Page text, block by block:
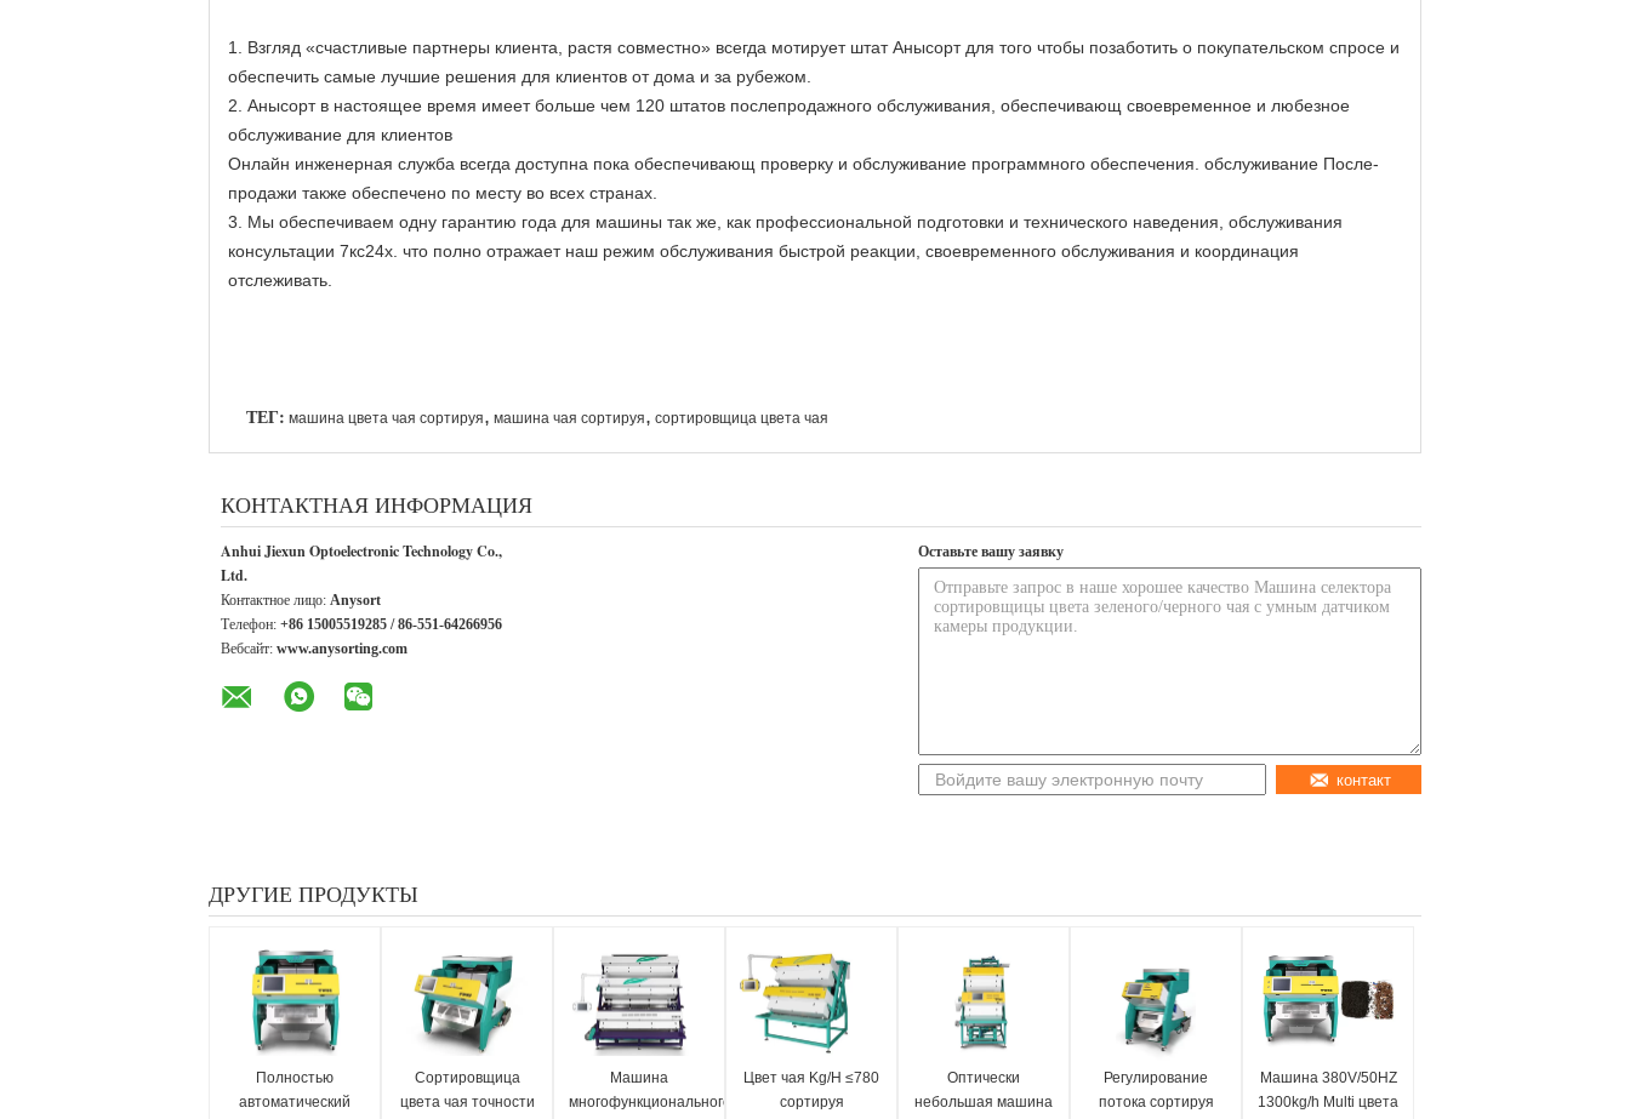
1. Взгляд «счастливые партнеры клиента, растя совместно» всегда мотирует штат Анысорт для того чтобы позаботить о покупательском спросе и
обеспечить самые лучшие решения для клиентов от дома и за рубежом.
2. Анысорт в настоящее время имеет больше чем 120 штатов послепродажного обслуживания, обеспечивающ своевременное и любезное
обслуживание для клиентов
Онлайн инженерная служба всегда доступна пока обеспечивающ проверку и обслуживание программного обеспечения. обслуживание После-
продажи также обеспечено по месту во всех странах.
3. Мы обеспечиваем одну гарантию года для машины так же, как профессиональной подготовки и технического наведения, обслуживания
консультации 7кс24х. что полно отражает наш режим обслуживания быстрой реакции, своевременного обслуживания и координация
отслеживать.
ТЕГ: машина цвета чая сортируя, машина чая сортируя, сортировщица цвета чая
КОНТАКТНАЯ ИНФОРМАЦИЯ
Anhui Jiexun Optoelectronic Technology Co.,
Ltd.
Контактное лицо: Anysort
Телефон: +86 15005519285 / 86-551-64266956
Вебсайт: www.anysorting.com
Оставьте вашу заявку
контакт
ДРУГИЕ ПРОДУКТЫ
Полностью
автоматический
Сортировщица
цвета чая точности
Машина
многофункционального
Цвет чая Kg/H ≤780
сортируя
Оптически
небольшая машина
Регулирование
потока сортируя
Машина 380V/50HZ
1300kg/h Multi цвета